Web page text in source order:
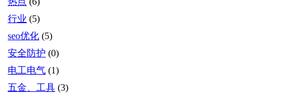
行业 (5)
seo优化 (5)
安全防护 (0)
电工电气 (1)
五金、工具 (3)